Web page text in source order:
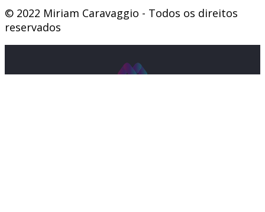
© 2022 Miriam Caravaggio - Todos os direitos
reservados